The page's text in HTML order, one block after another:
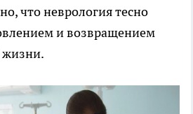
что неврология тесно
и возвращением
жизни.